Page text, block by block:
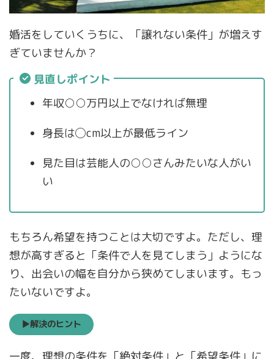
婚活をしていくうちに、「譲れない条件」が増えす
ぎていませんか？
見直しポイント
年収○○万円以上でなければ無理
身長は◯cm以上が最低ライン
見た目は芸能人の○○さんみたいな人がい
い
もちろん希望を持つことは大切ですよ。ただし、理
想が高すぎると「条件で人を見てしまう」ようにな
り、出会いの幅を自分から狭めてしまいます。もっ
たいないですよ。
▶解決のヒント